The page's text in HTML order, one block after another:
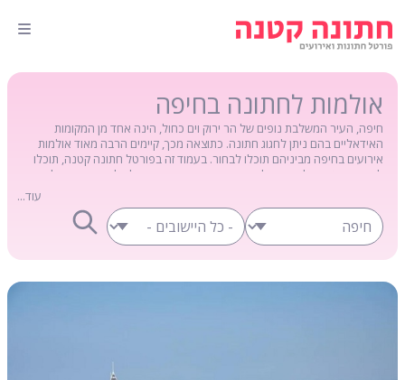
אולמות לחתונה בחיפה
חיפה, העיר המשלבת נופים של הר ירוק וים כחול, הינה אחד מן המקומות
האידאליים בהם ניתן לחגוג חתונה. כתוצאה מכך, קיימים הרבה מאוד אולמות
אירועים בחיפה מביניהם תוכלו לבחור. בעמוד זה בפורטל חתונה קטנה, תוכלו
לראות פרטים של מגוון אולמות אירועים בחיפה. בדף של כל אחת מן האולמות
הללו תוכלו לקבל מידע עדכני ופרטים אשר יוכלו לסייע לכם לקבל החלטה, וכן
פרטי יצירת קשר עדכניים.
עוד...